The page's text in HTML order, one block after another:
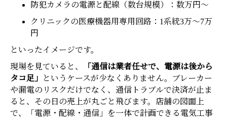
防犯カメラの電源と配線（数台規模）：数万円〜
クリニックの医療機器用専用回路：1系統3万〜7万
円
といったイメージです。
現場を見ていると、
「通信は業者任せで、電源は後から
タコ足」
というケースが少なくありません。ブレーカー
や漏電のリスクだけでなく、通信トラブルで決済が止ま
ると、その日の売上が丸ごと飛びます。店舗の図面上
で、「電源・配線・通信」を一体で計画できる電気工事